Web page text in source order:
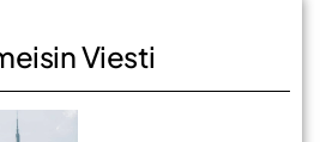
Viesti